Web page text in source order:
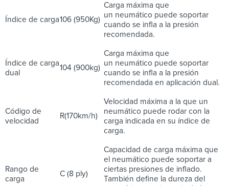
Índice de carga106 (950Kg)
Carga máxima que
un neumático puede soportar
cuando se infla a la presión
recomendada.
Índice de carga
dual
104 (900kg)
Carga máxima que
un neumático puede soportar
cuando se infla a la presión
recomendada en aplicación dual.
Código de
velocidad
R(170km/h)
Velocidad máxima a la que un
neumático puede rodar con la
carga indicada en su índice de
carga.
Rango de
carga
C (8 ply)
Capacidad de carga máxima que
el neumático puede soportar a
ciertas presiones de inflado.
También define la dureza del